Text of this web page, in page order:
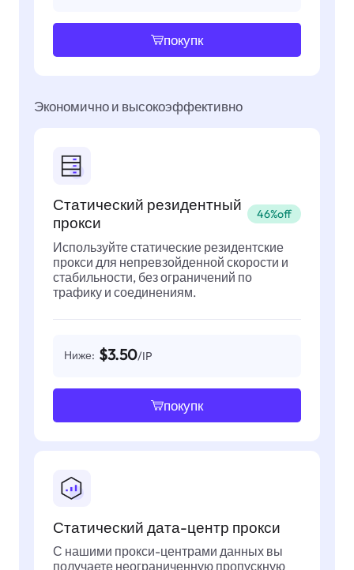
покупк
Экономично и высокоэффективно
Статический резидентный
прокси
46%off
Используйте статические резидентские
прокси для непревзойденной скорости и
стабильности, без ограничений по
трафику и соединениям.
Ниже: $3.50/IP
покупк
Статический дата-центр прокси
С нашими прокси-центрами данных вы
получаете неограниченную пропускную